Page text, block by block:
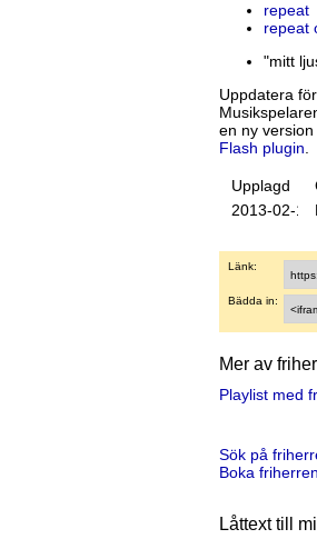
repeat
repeat
"mitt
Uppdatera
en ny
Flash plugin.
Upplagd
2013-02-15
Länk:
Bädda in:
Mer av
Playlist med
Sök på
Boka friherren
Låttext till